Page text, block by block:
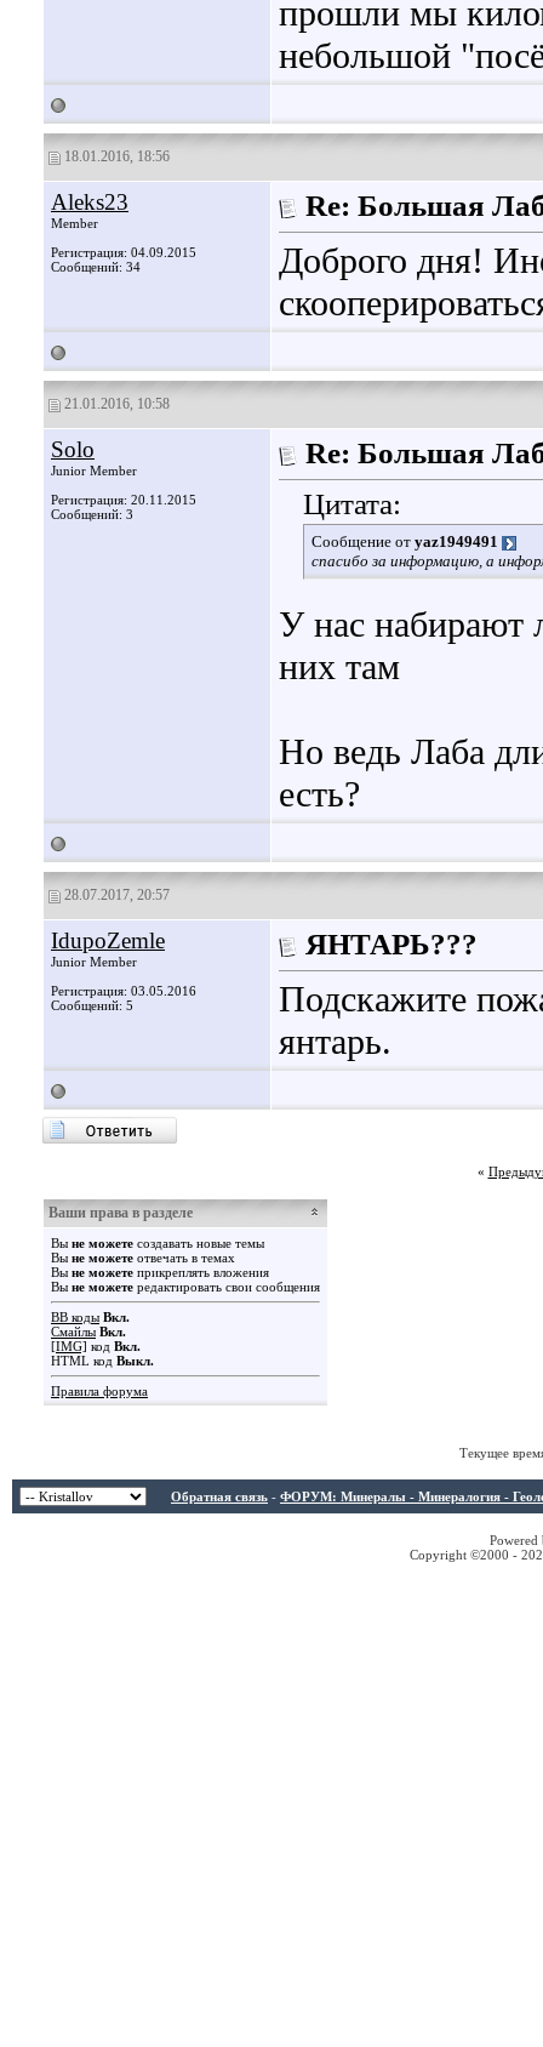
прошли мы
небольшой
18.01.2016, 18:56
Aleks23
Member
Регистрация: 04.09.2015
Сообщений: 34
Re: Большая
Доброго дня!
21.01.2016, 10:58
Solo
Junior Member
Регистрация: 20.11.2015
Сообщений: 3
Re: Большая
Цитата:
Сообщение от yaz1949491
спасибо за информацию, а
У нас набирают
них там
Но ведь Лаба
есть?
28.07.2017, 20:57
IdupoZemle
Junior Member
Регистрация: 03.05.2016
Сообщений: 5
ЯНТАРЬ???
Подскажите
янтарь.
«
Ваши права в разделе
Вы не можете создавать новые темы
Вы не можете отвечать в темах
Вы не можете прикреплять вложения
Вы не можете редактировать свои сообщения
BB коды Вкл.
Смайлы Вкл.
[IMG] код Вкл.
HTML код Выкл.
Правила форума
Текущее
Обратная связь - ФОРУМ: Минералы - Минералогия -
Copyright ©2000 -